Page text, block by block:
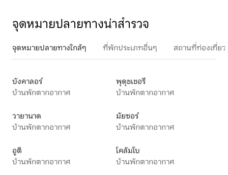
จุดหมายปลายทางน่าสำรวจ
จุดหมายปลายทางใกล้ๆ ที่พักประเภทอื่นๆ สถานที่ท่องเที่ย
บังคาลอร์
บ้านพักตากอากาศ
พุดุชเชอรี
บ้านพักตากอากาศ
วายานาด
บ้านพักตากอากาศ
มัยซอร์
บ้านพักตากอากาศ
อูติ
บ้านพักตากอากาศ
โคลัมโบ
บ้านพักตากอากาศ